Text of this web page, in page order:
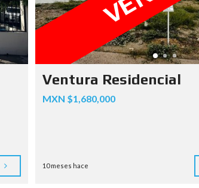
Ventura Residencial
MXN $1,680,000
10 meses hace